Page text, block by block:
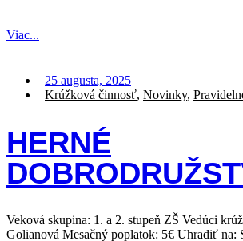
Viac...
25 augusta, 2025
Krúžková činnosť, Novinky,
HERNÉ
Veková skupina: 1. a 2. stupeň ZŠ Vedúci
Golianová Mesačný poplatok: 5€ Uhradiť na: